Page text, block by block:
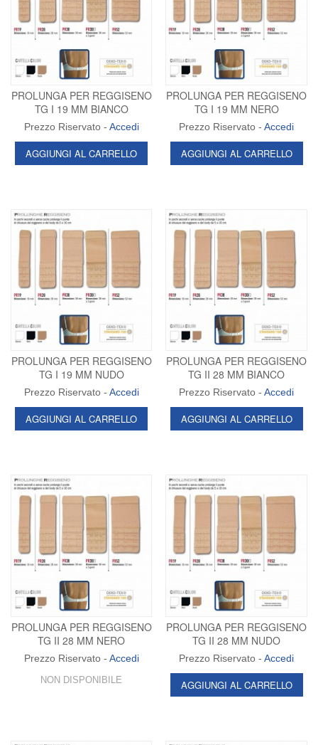
PROLUNGA PER REGGISENO
TG I 19 MM BIANCO
Prezzo Riservato - Accedi
AGGIUNGI AL CARRELLO
PROLUNGA PER REGGISENO
TG I 19 MM NERO
Prezzo Riservato -Accedi
AGGIUNGI AL CARRELLO
PROLUNGA PER REGGISENO
TG I 19 MM NUDO
Prezzo Riservato - Accedi
AGGIUNGI AL CARRELLO
PROLUNGA PER REGGISENO
TG II 28 MM BIANCO
Prezzo Riservato -Accedi
AGGIUNGI AL CARRELLO
PROLUNGA PER REGGISENO
TG II 28 MM NERO
Prezzo Riservato - Accedi
NON DISPONIBILE
PROLUNGA PER REGGISENO
TG II 28 MM NUDO
Prezzo Riservato -Accedi
AGGIUNGI AL CARRELLO